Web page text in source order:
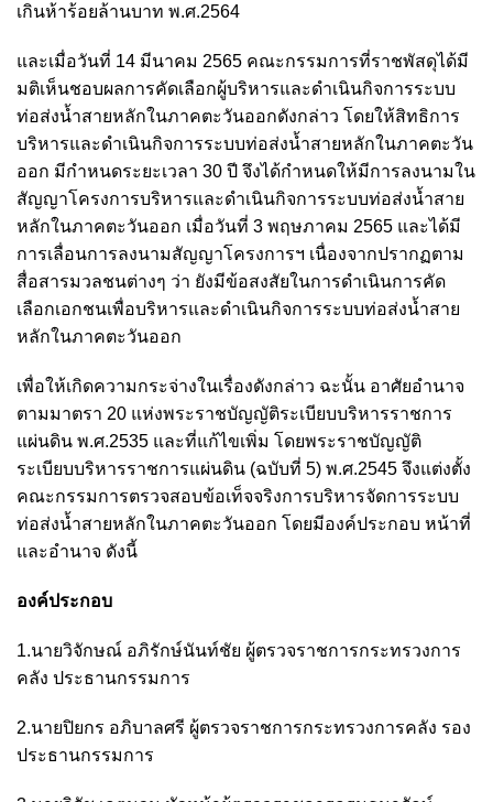
เกินห้าร้อยล้านบาท พ.ศ.2564
และเมื่อวันที่ 14 มีนาคม 2565 คณะกรรมการที่ราชพัสดุได้มี
มติเห็นชอบผลการคัดเลือกผู้บริหารและดำเนินกิจการระบบ
ท่อส่งน้ำสายหลักในภาคตะวันออกดังกล่าว โดยให้สิทธิการ
บริหารและดำเนินกิจการระบบท่อส่งน้ำสายหลักในภาคตะวัน
ออก มีกำหนดระยะเวลา 30 ปี จึงได้กำหนดให้มีการลงนามใน
สัญญาโครงการบริหารและดำเนินกิจการระบบท่อส่งน้ำสาย
หลักในภาคตะวันออก เมื่อวันที่ 3 พฤษภาคม 2565 และได้มี
การเลื่อนการลงนามสัญญาโครงการฯ เนื่องจากปรากฏตาม
สื่อสารมวลชนต่างๆ ว่า ยังมีข้อสงสัยในการดำเนินการคัด
เลือกเอกชนเพื่อบริหารและดำเนินกิจการระบบท่อส่งน้ำสาย
หลักในภาคตะวันออก
เพื่อให้เกิดความกระจ่างในเรื่องดังกล่าว ฉะนั้น อาศัยอำนาจ
ตามมาตรา 20 แห่งพระราชบัญญัติระเบียบบริหารราชการ
แผ่นดิน พ.ศ.2535 และที่แก้ไขเพิ่ม โดยพระราชบัญญัติ
ระเบียบบริหารราชการแผ่นดิน (ฉบับที่ 5) พ.ศ.2545 จึงแต่งตั้ง
คณะกรรมการตรวจสอบข้อเท็จจริงการบริหารจัดการระบบ
ท่อส่งน้ำสายหลักในภาคตะวันออก โดยมีองค์ประกอบ หน้าที่
และอำนาจ ดังนี้
องค์ประกอบ
1.นายวิจักษณ์ อภิรักษ์นันท์ชัย ผู้ตรวจราชการกระทรวงการ
คลัง ประธานกรรมการ
2.นายปิยกร อภิบาลศรี ผู้ตรวจราชการกระทรวงการคลัง รอง
ประธานกรรมการ